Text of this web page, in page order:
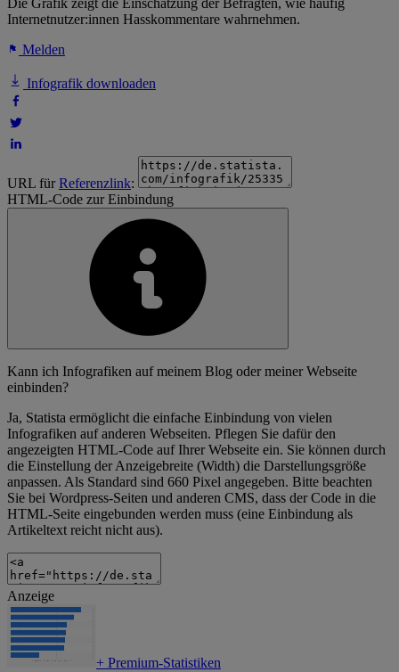
Die Grafik zeigt die Einschätzung der Befragten, wie häufig
Internetnutzer:innen Hasskommentare wahrnehmen.
Melden
Infografik downloaden
URL fürReferenzlink:
HTML-Code zur Einbindung
Kann ich Infografiken auf meinem Blog oder meiner Webseite
einbinden?
Ja, Statista ermöglicht die einfache Einbindung von vielen
Infografiken auf anderen Webseiten. Pflegen Sie dafür den
angezeigten HTML-Code auf Ihrer Webseite ein. Sie können durch
die Einstellung der Anzeigebreite (Width) die Darstellungsgröße
anpassen. Als Standard sind 660 Pixel angegeben. Bitte beachten
Sie bei Wordpress-Seiten und anderen CMS, dass der Code in die
HTML-Seite eingebunden werden muss (eine Einbindung als
Artikeltext reicht nicht aus).
Anzeige
+ Premium-Statistiken